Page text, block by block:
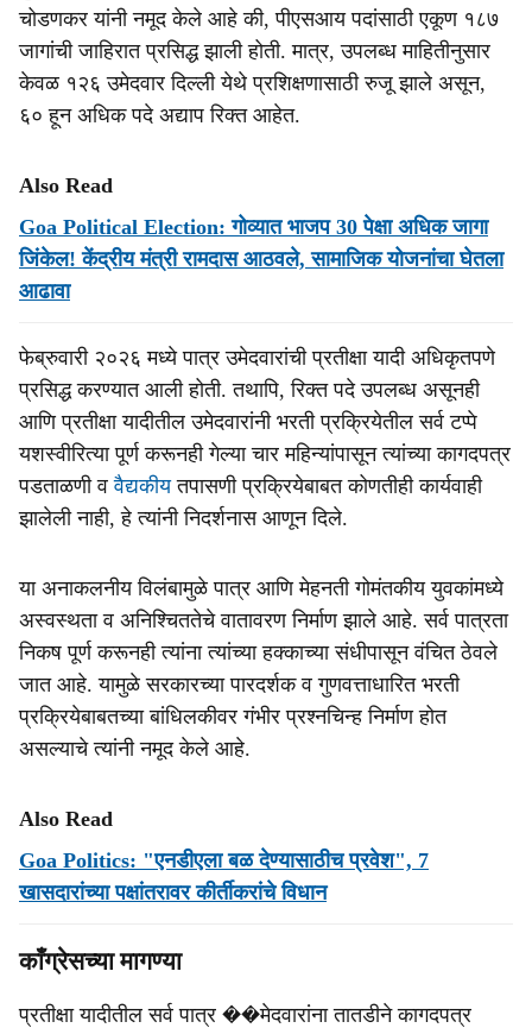
चोडणकर यांनी नमूद केले आहे की, पीएसआय पदांसाठी एकूण १८७
जागांची जाहिरात प्रसिद्ध झाली होती. मात्र, उपलब्ध माहितीनुसार
केवळ १२६ उमेदवार दिल्ली येथे प्रशिक्षणासाठी रुजू झाले असून,
६० हून अधिक पदे अद्याप रिक्त आहेत.
Also Read
Goa Political Election: गोव्यात भाजप 30 पेक्षा अधिक जागा
जिंकेल! केंद्रीय मंत्री रामदास आठवले, सामाजिक योजनांचा घेतला
आढावा
फेब्रुवारी २०२६ मध्ये पात्र उमेदवारांची प्रतीक्षा यादी अधिकृतपणे
प्रसिद्ध करण्यात आली होती. तथापि, रिक्त पदे उपलब्ध असूनही
आणि प्रतीक्षा यादीतील उमेदवारांनी भरती प्रक्रियेतील सर्व टप्पे
यशस्वीरित्या पूर्ण करूनही गेल्या चार महिन्यांपासून त्यांच्या कागदपत्र
पडताळणी ववैद्यकीयतपासणी प्रक्रियेबाबत कोणतीही कार्यवाही
झालेली नाही, हे त्यांनी निदर्शनास आणून दिले.
या अनाकलनीय विलंबामुळे पात्र आणि मेहनती गोमंतकीय युवकांमध्ये
अस्वस्थता व अनिश्चिततेचे वातावरण निर्माण झाले आहे. सर्व पात्रता
निकष पूर्ण करूनही त्यांना त्यांच्या हक्काच्या संधीपासून वंचित ठेवले
जात आहे. यामुळे सरकारच्या पारदर्शक व गुणवत्ताधारित भरती
प्रक्रियेबाबतच्या बांधिलकीवर गंभीर प्रश्नचिन्ह निर्माण होत
असल्याचे त्यांनी नमूद केले आहे.
Also Read
Goa Politics: "एनडीएला बळ देण्यासाठीच प्रवेश", 7
खासदारांच्या पक्षांतरावर कीर्तीकरांचे विधान
काँग्रेसच्या मागण्या
प्रतीक्षा यादीतील सर्व पात्र ��मेदवारांना तातडीने कागदपत्र